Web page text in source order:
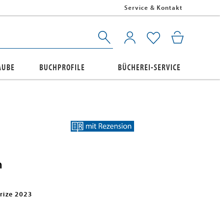
Service & Kontakt
BUCHPROFILE BÜCHEREI-SERVICE
2023